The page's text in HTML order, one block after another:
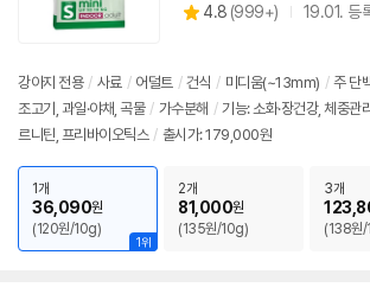
별
4.8 (상
뷰
999+) 19.01. 등
강아지 전용 / 사료 / 어덜트 / 건식 / 미디움(~13mm) / 주 단
조고기, 과일·야채, 곡물 / 가수분해 / 기능: 소화·장건강, 체중관리
르니틴, 프리바이오틱스 / 출시가: 179,000원
1위
1개
36,090원
(120원/10g)
2개
81,000원
(135원/10g)
3개
(138원